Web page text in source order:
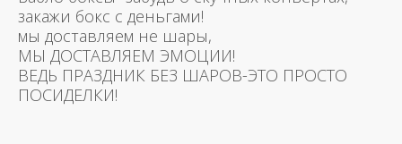
закажи бокс с деньгами!
мы доставляем не шары,
МЫ ДОСТАВЛЯЕМ ЭМОЦИИ!
ВЕДЬ ПРАЗДНИК БЕЗ ШАРОВ-ЭТО ПРОСТО
ПОСИДЕЛКИ!